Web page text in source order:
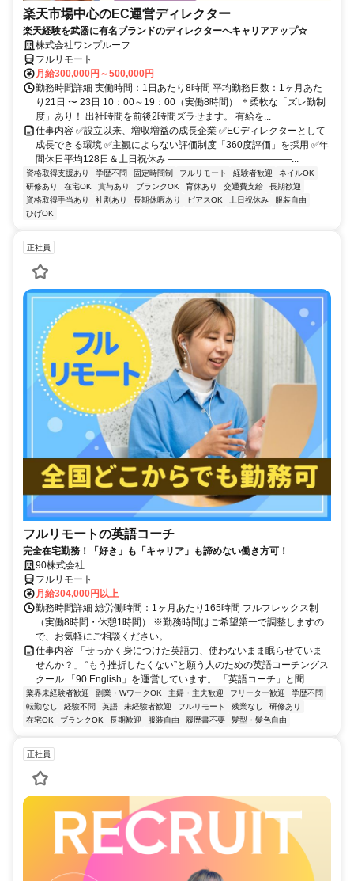
楽天市場中心のEC運営ディレクター
楽天経験を武器に有名ブランドのディレクターへキャリアアップ☆
株式会社ワンプルーフ
フルリモート
月給300,000円～500,000円
勤務時間詳細 実働時間：1日あたり8時間 平均勤務日数：1ヶ月あた
り21日 〜 23日 10：00～19：00（実働8時間） ＊柔軟な「ズレ勤制
度」あり！ 出社時間を前後2時間ズラせます。 有給を...
仕事内容 ✅設立以来、増収増益の成長企業 ✅ECディレクターとして
成長できる環境 ✅主観によらない評価制度「360度評価」を採用 ✅年
間休日平均128日＆土日祝休み ―――――――――――――...
資格取得支援あり 学歴不問 固定時間制 フルリモート 経験者歓迎
ネイルOK
研修あり
在宅OK 賞与あり ブランクOK 育休あり 交通費支給
長期歓迎
資格取得手当あり
社割あり 長期休暇あり ピアスOK 土日祝休み
服装自由
ひげOK
正社員
フルリモートの英語コーチ
完全在宅勤務！「好き」も「キャリア」も諦めない働き方可！
90株式会社
フルリモート
月給304,000円以上
勤務時間詳細 総労働時間：1ヶ月あたり165時間 フルフレックス制
（実働8時間・休憩1時間） ※勤務時間はご希望第一で調整しますの
で、お気軽にご相談ください。
仕事内容 「せっかく身につけた英語力、使わないまま眠らせていま
せんか？」 “もう挫折したくない”と願う人のための英語コーチングス
クール 「90 English」を運営しています。 「英語コーチ」と聞...
業界未経験者歓迎 副業・WワークOK 主婦・主夫歓迎 フリーター歓迎
学歴不問
転勤なし
経験不問 英語 未経験者歓迎 フルリモート 残業なし
研修あり
在宅OK
ブランクOK 長期歓迎 服装自由 履歴書不要 髪型・髪色自由
正社員